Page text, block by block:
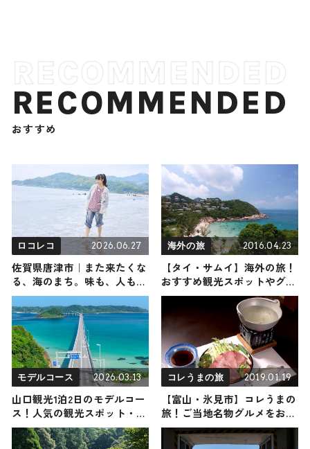
RECOMMENDED
おすすめ
ロコレコ 2026.06.27
佐賀県唐津市｜また来たくな
る、海のまち。味も、人も、
唐津。
海外の旅 2016.04.23
【タイ・サムイ】海外の旅！
おすすめ観光スポットやグル
メをリポート
モデルコース 2026.03.13
山口観光1泊2日のモデルコー
ス！人気の観光スポット・名
所を満喫できる王道の旅程を
紹介
コレうまの旅 2019.01.19
【富山・氷見市】コレうまの
旅！ご当地名物グルメをお届
け